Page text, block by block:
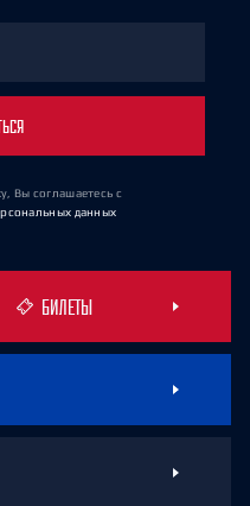
Вы соглашаетесь с
данных
БИЛЕТЫ